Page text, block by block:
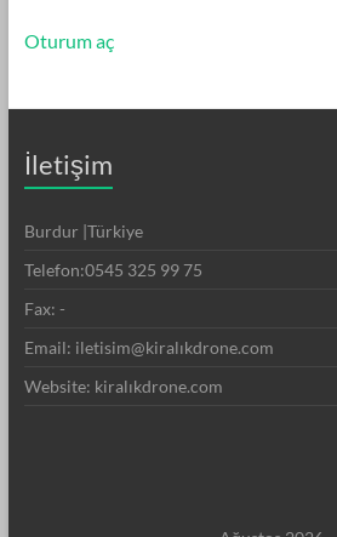
Oturum aç
İletişim
Burdur |Türkiye
Telefon:0545 325 99 75
Fax: -
Email: iletisim@kiralıkdrone.com
Website: kiralıkdrone.com